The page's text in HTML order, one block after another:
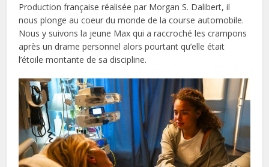
Production française réalisée par Morgan S. Dalibert, il
nous plonge au coeur du monde de la course automobile.
Nous y suivons la jeune Max qui a raccroché les crampons
après un drame personnel alors pourtant qu’elle était
l’étoile montante de sa discipline.